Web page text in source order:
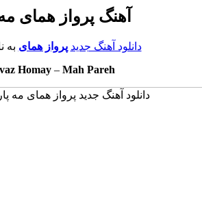
آهنگ پرواز همای
دانلود آهنگ جدید پرواز همای به
Homay – Mah Pareh